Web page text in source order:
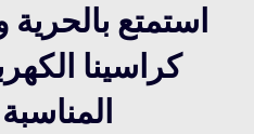
استمتع بالحرية
كراسينا